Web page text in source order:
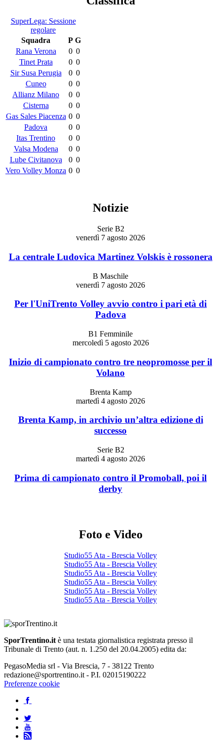
SuperLega: Sessione
regolare
Squadra
P G
Rana Verona
0 0
Tinet Prata
0 0
Sir Susa Perugia
0 0
Cuneo
0 0
Allianz Milano
0 0
Cisterna
0 0
Gas Sales Piacenza 0 0
Padova
0 0
Itas Trentino
0 0
Valsa Modena
0 0
Lube Civitanova
0 0
Vero Volley Monza 0 0
Notizie
Serie B2
venerdì 7 agosto 2026
La centrale Ludovica Martinez Volskis è rossonera
B Maschile
venerdì 7 agosto 2026
Per l'UniTrento Volley avvio contro i pari età di
Padova
B1 Femminile
mercoledì 5 agosto 2026
Inizio di campionato contro tre neopromosse per il
Volano
Brenta Kamp
martedì 4 agosto 2026
Brenta Kamp, in archivio un’altra edizione di
successo
Serie B2
martedì 4 agosto 2026
Prima di campionato contro il Promoball, poi il
derby
Foto e Video
Studio55 Ata - Brescia Volley
Studio55 Ata - Brescia Volley
Studio55 Ata - Brescia Volley
Studio55 Ata - Brescia Volley
Studio55 Ata - Brescia Volley
Studio55 Ata - Brescia Volley
SporTrentino.it è una testata giornalistica registrata presso il
Tribunale di Trento (aut. n. 1.250 del 20.04.2005) edita da:
PegasoMedia srl - Via Brescia, 7 - 38122 Trento
redazione@sportrentino.it - P.I. 02015190222
Preferenze cookie